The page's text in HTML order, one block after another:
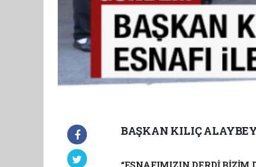
BAŞKAN KILIÇ
“ESNAFIMIZIN DERDİ BİZİM